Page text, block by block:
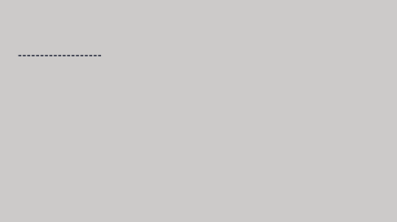
-------------------